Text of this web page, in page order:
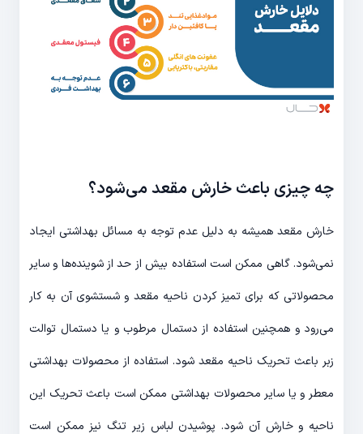
چه چیزی باعث خارش مقعد می‌شود؟
خارش مقعد همیشه به دلیل عدم توجه به مسائل بهداشتی ایجاد
نمی‌شود. گاهی ممکن است استفاده بیش از حد از شوینده‌ها و سایر
محصولاتی که برای تمیز کردن ناحیه مقعد و شستشوی آن به کار
می‌رود و همچنین استفاده از دستمال مرطوب و یا دستمال توالت
زبر باعث تحریک ناحیه مقعد شود. استفاده از محصولات بهداشتی
معطر و یا سایر محصولات بهداشتی ممکن است باعث تحریک این
ناحیه و خارش آن شود. پوشیدن لباس زیر تنگ نیز ممکن است